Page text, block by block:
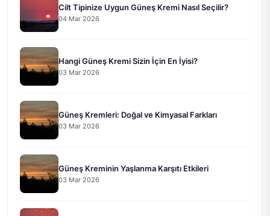
Cilt Tipinize Uygun Güneş Kremi Nasıl Seçilir?
04 Mar 2026
Hangi Güneş Kremi Sizin İçin En İyisi?
03 Mar 2026
Güneş Kremleri: Doğal ve Kimyasal Farkları
03 Mar 2026
Güneş Kreminin Yaşlanma Karşıtı Etkileri
03 Mar 2026